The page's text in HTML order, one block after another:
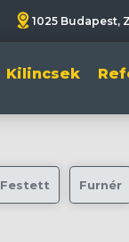
1025 Budapest,
Kilincsek
Festett Furnér